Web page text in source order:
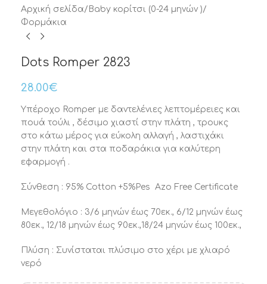
Αρχική σελίδα/ Baby κορίτσι (0-24 μηνών )/
Φορμάκια
Dots Romper 2823
28.00€
Υπέροχο Romper με δαντελένιες λεπτομέρειες και
πουά τούλι , δέσιμο χιαστί στην πλάτη , τρουκς
στο κάτω μέρος για εύκολη αλλαγή , λαστιχάκι
στην πλάτη και στα ποδαράκια για καλύτερη
εφαρμογή .
Σύνθεση : 95% Cotton +5%Pes Azo Free Certificate
Μεγεθολόγιο : 3/6 μηνών έως 70εκ., 6/12 μηνών έως
80εκ., 12/18 μηνών έως 90εκ.,18/24 μηνών έως 100εκ.,
Πλύση : Συνίσταται πλύσιμο στο χέρι με χλιαρό
νερό